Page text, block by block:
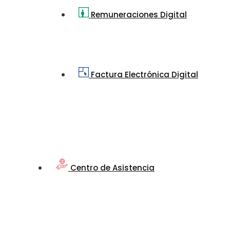
Remuneraciones Digital
Factura Electrónica Digital
Centro de Asistencia